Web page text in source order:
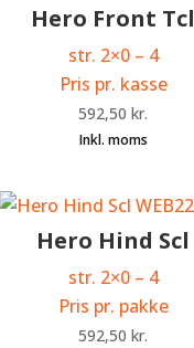
Hero Front Tcl
str. 2×0 – 4
Pris pr. kasse
592,50kr.
Hero Hind Scl
str. 2×0 – 4
Pris pr. pakke
592,50kr.